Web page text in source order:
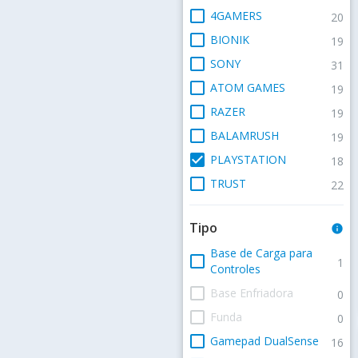
check_box_outline_blank 4GAMERS 20
check_box_outline_blank BIONIK 19
check_box_outline_blank SONY 31
check_box_outline_blank ATOM GAMES 19
check_box_outline_blank RAZER 19
check_box_outline_blank BALAMRUSH 19
check_box PLAYSTATION 18
check_box_outline_blank TRUST 22
Tipo info
check_box_outline_blank Base de Carga para
Controles
1
check_box_outline_blank Base Enfriadora 0
check_box_outline_blank Funda 0
check_box_outline_blank Gamepad DualSense 16